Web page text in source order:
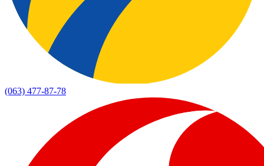
(063) 477-87-78